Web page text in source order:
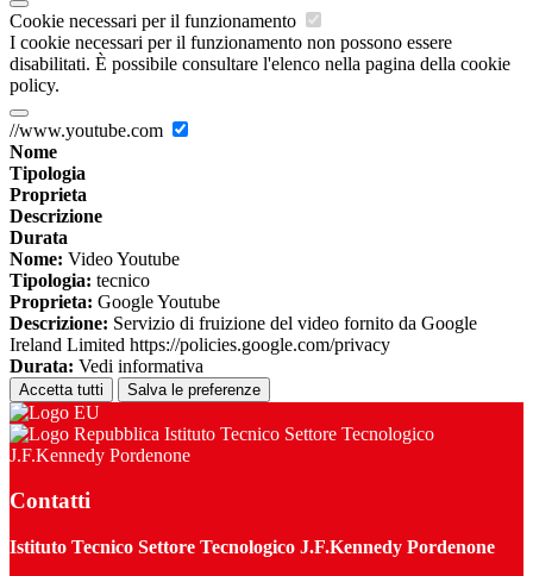
Cookie necessari per il funzionamento
I cookie necessari per il funzionamento non possono essere
disabilitati. È possibile consultare l'elenco nella pagina della cookie
policy.
//www.youtube.com
Nome
Tipologia
Proprieta
Descrizione
Durata
Nome: Video Youtube
Tipologia: tecnico
Proprieta: Google Youtube
Descrizione: Servizio di fruizione del video fornito da Google
Ireland Limited https://policies.google.com/privacy
Durata: Vedi informativa
Accetta tutti Salva le preferenze
Istituto Tecnico Settore Tecnologico
J.F.Kennedy Pordenone
Contatti
Istituto Tecnico Settore Tecnologico J.F.Kennedy Pordenone